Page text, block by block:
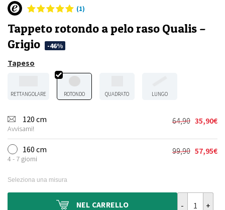
(1)
Tappeto rotondo a pelo raso Qualis –
Grigio
-46%
Tapeso
RETTANGOLARE ROTONDO QUADRATO LUNGO
120 cm
Avvisami!
64,90
Il
prezzo
originale
era:
35,90€
Il
prezzo
attuale
è:
160 cm
4 - 7 giorni
99,90
Il
99,90€.
57,95€
Il
57,95€.
Seleziona una misura
NEL CARRELLO